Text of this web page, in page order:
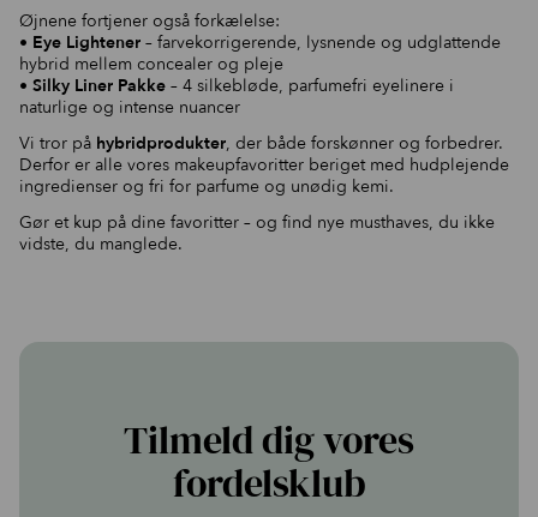
Øjnene fortjener også forkælelse:
• Eye Lightener – farvekorrigerende, lysnende og udglattende
hybrid mellem concealer og pleje
• Silky Liner Pakke – 4 silkebløde, parfumefri eyelinere i
naturlige og intense nuancer
Vi tror på hybridprodukter, der både forskønner og forbedrer.
Derfor er alle vores makeupfavoritter beriget med hudplejende
ingredienser og fri for parfume og unødig kemi.
Gør et kup på dine favoritter – og find nye musthaves, du ikke
vidste, du manglede.
Tilmeld dig vores
fordelsklub